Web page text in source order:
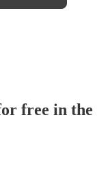
free in the